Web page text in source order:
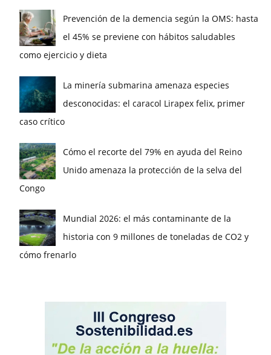
Prevención de la demencia según la OMS: hasta
el 45% se previene con hábitos saludables
como ejercicio y dieta
La minería submarina amenaza especies
desconocidas: el caracol Lirapex felix, primer
caso crítico
Cómo el recorte del 79% en ayuda del Reino
Unido amenaza la protección de la selva del
Congo
Mundial 2026: el más contaminante de la
historia con 9 millones de toneladas de CO2 y
cómo frenarlo